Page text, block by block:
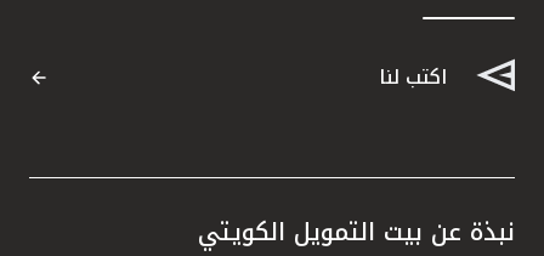
اكتب لنا
نبذة عن بيت التمويل الكويتي